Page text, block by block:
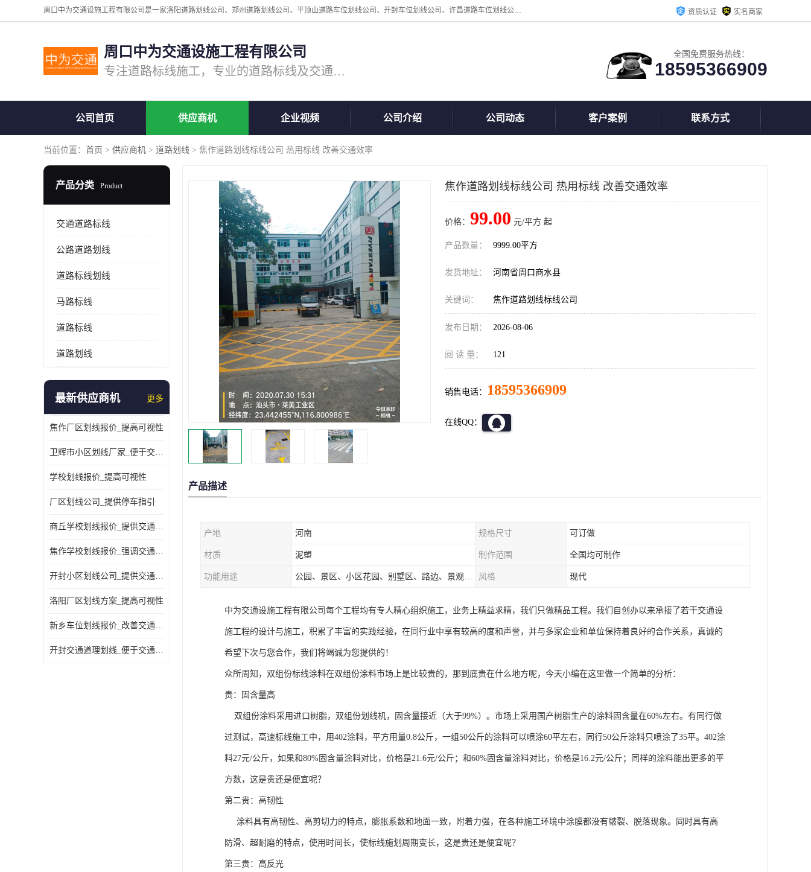
周口中为交通设施工程有限公司是一家洛阳道路划线公司、郑州道路划线公司、平顶山道路车位划线公司、开封车位划线公司、许昌道路车位划线公司、漯河道路车位划线公司，公司始终坚持“诚信、匠心、专注”的宗旨；我们的经营理念是：的服务。 资质认证 实名商家
周口中为交通设施工程有限公司
专注道路标线施工，专业的道路标线及交通设施施工服务商!
全国免费服务热线：
18595366909
公司首页 供应商机 企业视频 公司介绍 公司动态 客户案例 联系方式
当前位置： 首页 > 供应商机 > 道路划线 > 焦作道路划线标线公司 热用标线 改善交通效率
产品分类 Product
交通道路标线
公路道路划线
道路标线划线
马路标线
道路标线
道路划线
最新供应商机 更多
焦作厂区划线报价_提高可视性
卫辉市小区划线厂家_便于交通管理
学校划线报价_提高可视性
厂区划线公司_提供停车指引
商丘学校划线报价_提供交通信息
焦作学校划线报价_强调交通规则
开封小区划线公司_提供交通信息
洛阳厂区划线方案_提高可视性
新乡车位划线报价_改善交通效率
开封交通道理划线_便于交通管理
焦作道路划线标线公司 热用标线 改善交通效率
价格： 99.00 元/平方 起
产品数量： 9999.00平方
发货地址： 河南省周口商水县
关键词： 焦作道路划线标线公司
发布日期： 2026-08-06
阅 读 量： 121
销售电话： 18595366909
在线QQ：
产品描述
产地 河南 规格尺寸 可订做
材质 泥塑 制作范围 全国均可制作
功能用途 公园、景区、小区花园、别墅区、路边、景观河道、水库堤坝、市政桥梁、公路交通和园林景观装饰工程等 风格 现代
中为交通设施工程有限公司每个工程均有专人精心组织施工，业务上精益求精，我们只做精品工程。我们自创办以来承接了若干交通设
施工程的设计与施工，积累了丰富的实践经验，在同行业中享有较高的度和声誉，并与多家企业和单位保持着良好的合作关系，真诚的
希望下次与您合作，我们将竭诚为您提供的！
众所周知，双组份标线涂料在双组份涂料市场上是比较贵的，那到底贵在什么地方呢，今天小编在这里做一个简单的分析：
贵：固含量高
双组份涂料采用进口树脂，双组份划线机，固含量接近（大于99%）。市场上采用国产树脂生产的涂料固含量在60%左右。有同行做
过测试，高速标线施工中，用402涂料，平方用量0.8公斤，一组50公斤的涂料可以喷涂60平左右，同行50公斤涂料只喷涂了35平。402涂
料27元/公斤，如果和80%固含量涂料对比，价格是21.6元/公斤；和60%固含量涂料对比，价格是16.2元/公斤；同样的涂料能出更多的平
方数，这是贵还是便宜呢？
第二贵：高韧性
涂料具有高韧性、高剪切力的特点，膨胀系数和地面一致，附着力强，在各种施工环境中涂膜都没有皲裂、脱落现象。同时具有高
防滑、超耐磨的特点，使用时间长，使标线施划周期变长，这是贵还是便宜呢？
第三贵：高反光